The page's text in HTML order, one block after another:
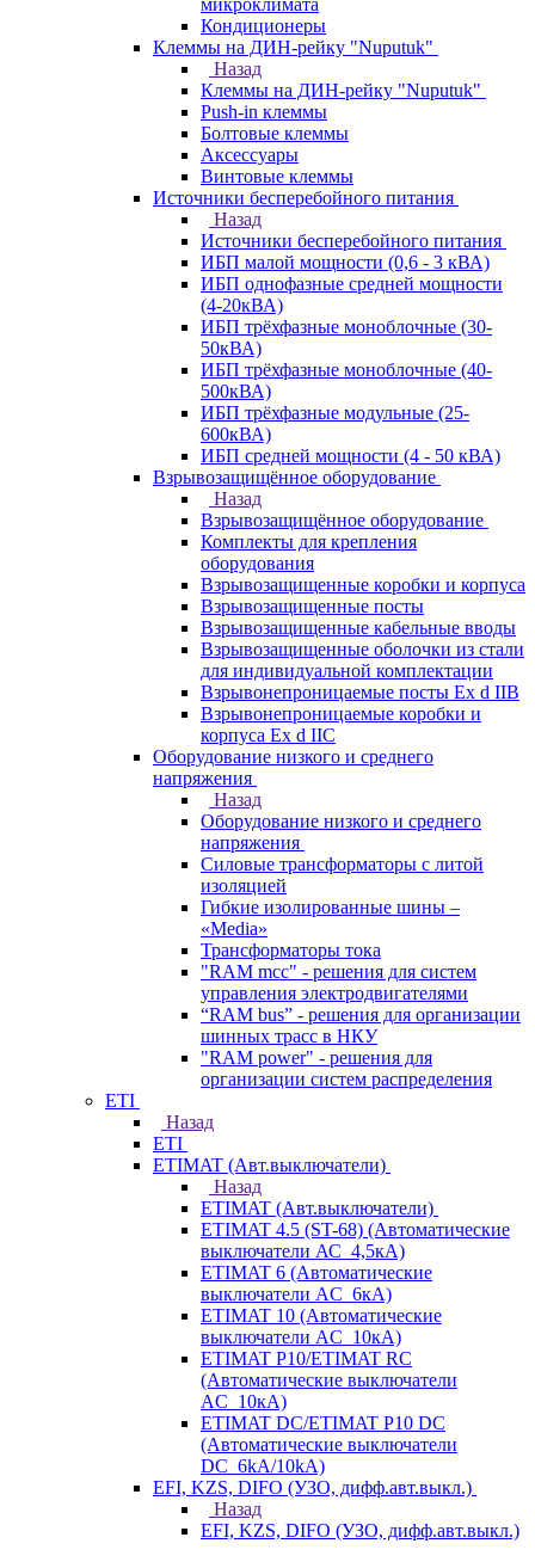
микроклимата
Кондиционеры
Клеммы на ДИН-рейку "Nuputuk"
Назад
Клеммы на ДИН-рейку "Nuputuk"
Push-in клеммы
Болтовые клеммы
Аксессуары
Винтовые клеммы
Источники бесперебойного питания
Назад
Источники бесперебойного питания
ИБП малой мощности (0,6 - 3 кВА)
ИБП однофазные средней мощности
(4-20кВА)
ИБП трёхфазные моноблочные (30-
50кВА)
ИБП трёхфазные моноблочные (40-
500кВА)
ИБП трёхфазные модульные (25-
600кВА)
ИБП средней мощности (4 - 50 кВА)
Взрывозащищённое оборудование
Назад
Взрывозащищённое оборудование
Комплекты для крепления
оборудования
Взрывозащищенные коробки и корпуса
Взрывозащищенные посты
Взрывозащищенные кабельные вводы
Взрывозащищенные оболочки из стали
для индивидуальной комплектации
Взрывонепроницаемые посты Ex d IIB
Взрывонепроницаемые коробки и
корпуса Ex d IIС
Оборудование низкого и среднего
напряжения
Назад
Оборудование низкого и среднего
напряжения
Силовые трансформаторы с литой
изоляцией
Гибкие изолированные шины –
«Media»
Трансформаторы тока
"RAM mcc" - решения для систем
управления электродвигателями
“RAM bus” - решения для организации
шинных трасс в НКУ
"RAM power" - решения для
организации систем распределения
ETI
Назад
ETI
ETIMAT (Авт.выключатели)
Назад
ETIMAT (Авт.выключатели)
ETIMAT 4.5 (ST-68) (Автоматические
выключатели АС_4,5кА)
ETIMAT 6 (Автоматические
выключатели AC_6кА)
ETIMAT 10 (Автоматические
выключатели AC_10кА)
ETIMAT P10/ETIMAT RC
(Автоматические выключатели
AC_10кА)
ETIMAT DC/ETIMAT P10 DC
(Автоматические выключатели
DC_6kA/10kA)
EFI, KZS, DIFO (УЗО, дифф.авт.выкл.)
Назад
EFI, KZS, DIFO (УЗО, дифф.авт.выкл.)